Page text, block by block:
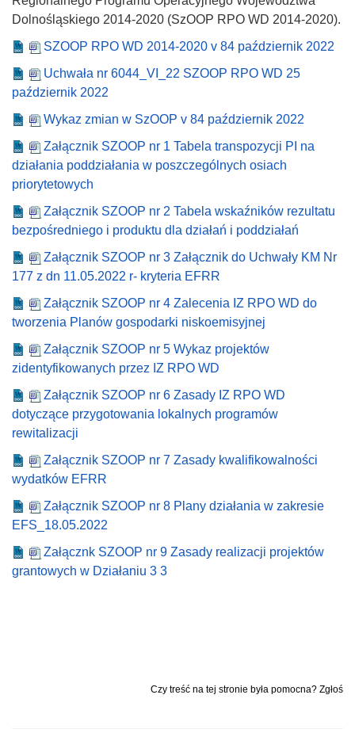
Dolnośląskiego 2014-2020 (SzOOP RPO WD 2014-2020).
SZOOP RPO WD 2014-2020 v 84 październik 2022
Uchwała nr 6044_VI_22 SZOOP RPO WD 25
październik 2022
Wykaz zmian w SzOOP v 84 październik 2022
Załącznik SZOOP nr 1 Tabela transpozycji PI na
działania poddziałania w poszczególnych osiach
priorytetowych
Załącznik SZOOP nr 2 Tabela wskaźników rezultatu
bezpośredniego i produktu dla działań i poddziałań
Załącznik SZOOP nr 3 Załącznik do Uchwały KM Nr
177 z dn 11.05.2022 r- kryteria EFRR
Załącznik SZOOP nr 4 Zalecenia IZ RPO WD do
tworzenia Planów gospodarki niskoemisyjnej
Załącznik SZOOP nr 5 Wykaz projektów
zidentyfikowanych przez IZ RPO WD
Załącznik SZOOP nr 6 Zasady IZ RPO WD
dotyczące przygotowania lokalnych programów
rewitalizacji
Załącznik SZOOP nr 7 Zasady kwalifikowalności
wydatków EFRR
Załącznik SZOOP nr 8 Plany działania w zakresie
EFS_18.05.2022
Załącznk SZOOP nr 9 Zasady realizacji projektów
grantowych w Działaniu 3 3
Czy treść na tej stronie była pomocna? Zgłoś